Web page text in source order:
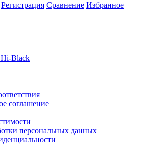
Регистрация Сравнение Избранное
Hi-Black
соглашение
персональных данных